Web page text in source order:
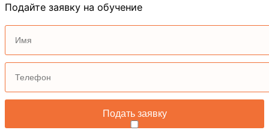
Подайте заявку на обучение